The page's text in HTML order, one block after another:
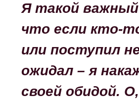
Я такой
что если кто-
или поступил
ожидал – я
своей обидой.